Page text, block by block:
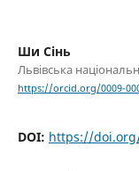
Ши Сінь
Львівська
https://orcid.org/0009-
DOI: https://